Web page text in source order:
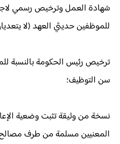
شهادة العمل وترخيص رسمي
للموظفين حديثي العهد (لا
ترخيص رئيس الحكومة بالنسبة
سن التوظيف؛
نسخة من وثيقة تثبت وضعية
المعنيين مسلمة من طرف